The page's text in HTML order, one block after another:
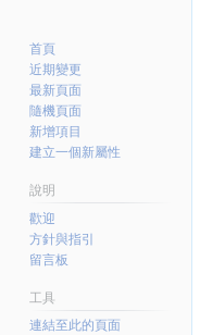
首頁
近期變更
最新頁面
隨機頁面
新增項目
建立一個新屬性
說明
歡迎
方針與指引
留言板
工具
連結至此的頁面